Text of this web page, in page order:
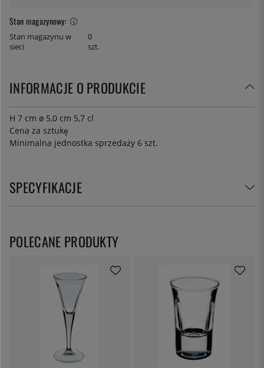
Stan magazynowy:
Stan magazynu w
sieci
0
szt.
INFORMACJE O PRODUKCIE
H 7 cm ø 5,0 cm 5,7 cl
Cena za sztukę
Minimalna jednostka sprzedaży 6 szt.
SPECYFIKACJE
POLECANE PRODUKTY